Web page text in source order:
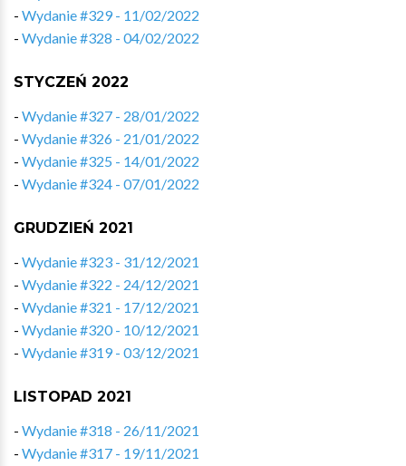
- Wydanie #329 - 11/02/2022
- Wydanie #328 - 04/02/2022
STYCZEŃ 2022
- Wydanie #327 - 28/01/2022
- Wydanie #326 - 21/01/2022
- Wydanie #325 - 14/01/2022
- Wydanie #324 - 07/01/2022
GRUDZIEŃ 2021
- Wydanie #323 - 31/12/2021
- Wydanie #322 - 24/12/2021
- Wydanie #321 - 17/12/2021
- Wydanie #320 - 10/12/2021
- Wydanie #319 - 03/12/2021
LISTOPAD 2021
- Wydanie #318 - 26/11/2021
- Wydanie #317 - 19/11/2021